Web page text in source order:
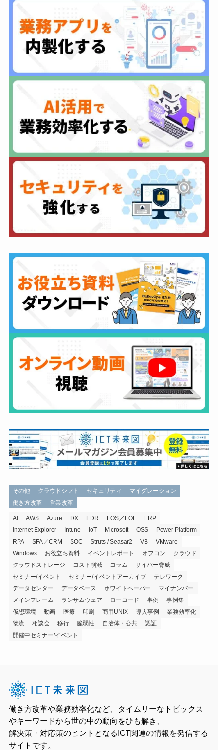
その他 クラウドシフト セキュリティ
マイグレーション
働き方改革
営業改革
AI AWS Azure DX EDR EOS／EOL
ERP
Internet Explorer
Intune IoT Microsoft OSS
Power Platform
RPA
SFA／CRM SOC Struts / Seasar2 VB
VMware
Windows
お役立ち資料 イベントレポート オフコン
クラウド
クラウドストレージ
コスト削減 コラム
サイバー脅威
セミナー/イベント
セミナー/イベントアーカイブ
テレワーク
データセンター
データベース ホワイトペーパー
マイナンバー
メインフレーム
ランサムウェア ローコード 事例
事例集
仮想環境
動画 医療 印刷 商用UNIX 導入事例
業務効率化
物流
相談会 移行 脆弱性 自治体・公共
認証
開催中セミナー/イベント
働き方改革や業務効率化など、タイムリーなトピックス
やキーワードから世の中の動向をひも解き、
解決策・対応策のヒントとなるICT関連の情報を発信する
サイトです。